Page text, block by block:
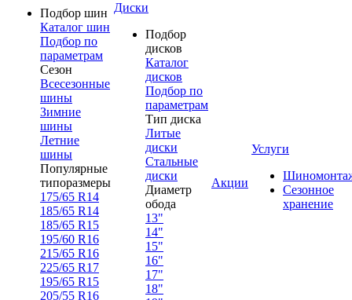
Подбор шин
Каталог шин
Подбор по
параметрам
Сезон
Всесезонные
шины
Зимние
шины
Летние
шины
Популярные
типоразмеры
175/65 R14
185/65 R14
185/65 R15
195/60 R16
215/65 R16
225/65 R17
195/65 R15
205/55 R16
Диски
Подбор
дисков
Каталог
дисков
Подбор по
параметрам
Тип диска
Литые
диски
Стальные
диски
Диаметр
обода
13"
14"
15"
16"
17"
18"
Акции
Услуги
Сезонное
хранение